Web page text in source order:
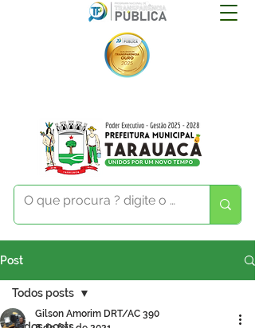
Post
Todos posts
Gilson Amorim DRT/AC 390